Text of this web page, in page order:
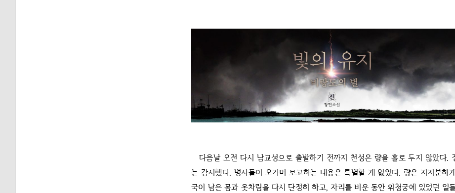
다음날 오전 다시 남교성으로 출발하기 전까지 천성은 량을 홀로 두지 않았다.
는 감시했다. 병사들이 오가며 보고하는 내용은 특별할 게 없었다. 량은 지저분하
국이 남은 몸과 옷차림을 다시 단정히 하고, 자리를 비운 동안 위청궁에 있었던 일